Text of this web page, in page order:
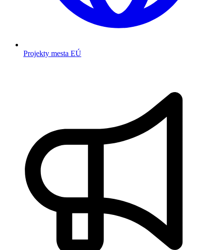
Projekty mesta EÚ